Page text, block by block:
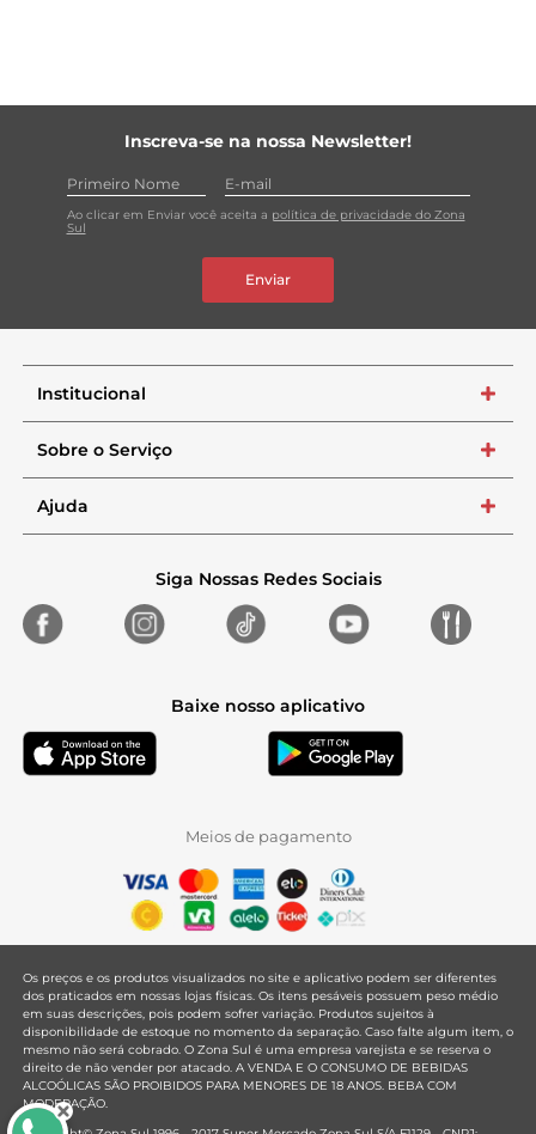
Inscreva-se na nossa Newsletter!
Ao clicar em Enviar você aceita a política de privacidade do Zona
Sul
Enviar
Institucional +
Sobre o Serviço +
Ajuda +
Siga Nossas Redes Sociais
Baixe nosso aplicativo
Meios de pagamento
Os preços e os produtos visualizados no site e aplicativo podem ser diferentes
dos praticados em nossas lojas físicas. Os itens pesáveis possuem peso médio
em suas descrições, pois podem sofrer variação. Produtos sujeitos à
disponibilidade de estoque no momento da separação. Caso falte algum item, o
mesmo não será cobrado. O Zona Sul é uma empresa varejista e se reserva o
direito de não vender por atacado. A VENDA E O CONSUMO DE BEBIDAS
ALCOÓLICAS SÃO PROIBIDOS PARA MENORES DE 18 ANOS. BEBA COM
MODERAÇÃO.